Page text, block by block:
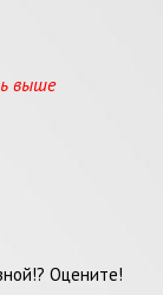
выше
Оцените!